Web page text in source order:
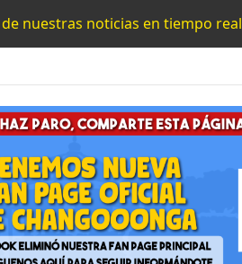
nuestras noticias en tiempo real